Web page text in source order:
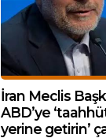
İran Meclis
ABD’ye
yerine getirin’